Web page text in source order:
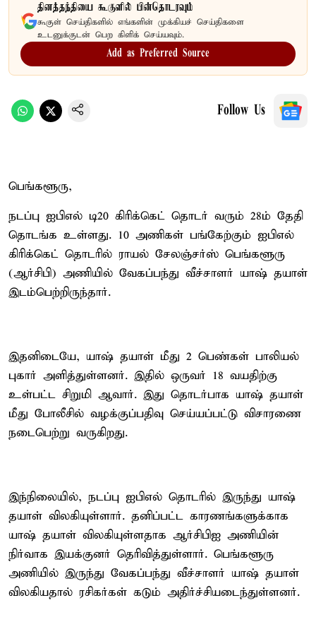
தினத்தந்தியை கூகுளில் பின்தொடரவும்
கூகுள் செய்திகளில் எங்களின் முக்கியச் செய்திகளை
உடனுக்குடன் பெற கிளிக் செய்யவும்.
Add as Preferred Source
Follow Us
பெங்களூரு,
நடப்பு ஐபிஎல் டி20 கிரிக்கெட் தொடர் வரும் 28ம் தேதி
தொடங்க உள்ளது. 10 அணிகள் பங்கேற்கும் ஐபிஎல்
கிரிக்கெட் தொடரில் ராயல் சேலஞ்சர்ஸ் பெங்களூரு
(ஆர்சிபி) அணியில் வேகப்பந்து வீச்சாளர் யாஷ் தயாள்
இடம்பெற்றிருந்தார்.
இதனிடையே, யாஷ் தயாள் மீது 2 பெண்கள் பாலியல்
புகார் அளித்துள்ளனர். இதில் ஒருவர் 18 வயதிற்கு
உள்பட்ட சிறுமி ஆவார். இது தொடர்பாக யாஷ் தயாள்
மீது போலீசில் வழக்குப்பதிவு செய்யப்பட்டு விசாரணை
நடைபெற்று வருகிறது.
இந்நிலையில், நடப்பு ஐபிஎல் தொடரில் இருந்து யாஷ்
தயாள் விலகியுள்ளார். தனிப்பட்ட காரணங்களுக்காக
யாஷ் தயாள் விலகியுள்ளதாக ஆர்சிபிஐ அணியின்
நிர்வாக இயக்குனர் தெரிவித்துள்ளார். பெங்களூரு
அணியில் இருந்து வேகப்பந்து வீச்சாளர் யாஷ் தயாள்
விலகியதால் ரசிகர்கள் கடும் அதிர்ச்சியடைந்துள்ளனர்.